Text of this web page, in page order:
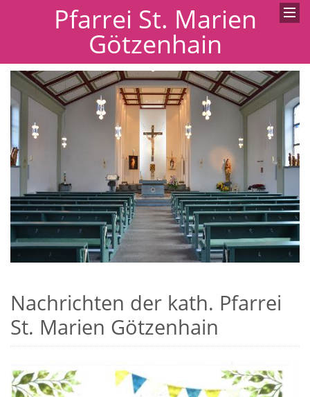
Pfarrei St. Marien
Götzenhain
Nachrichten der kath. Pfarrei
St. Marien Götzenhain